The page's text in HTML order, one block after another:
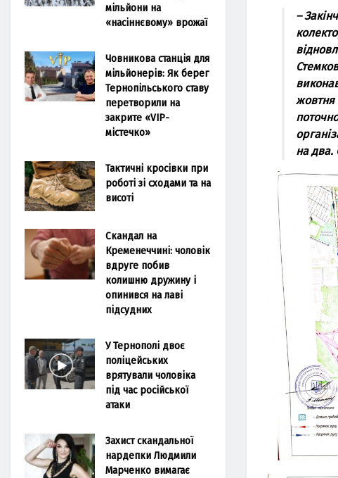
–
жовтня
нa двa.
мільйони на
«насіннєвому» врожаї
Човникова станція для
мільйонерів: Як берег
Тернопільського ставу
перетворили на
закрите «VIP-
містечко»
Тактичні кросівки при
роботі зі сходами та на
висоті
Скандал на
Кременеччині: чоловік
вдруге побив
колишню дружину і
опинився на лаві
підсудних
У Тернополі двоє
поліцейських
врятували чоловіка
під час російської
атаки
Захист скандальної
нардепки Людмили
Марченко вимагає